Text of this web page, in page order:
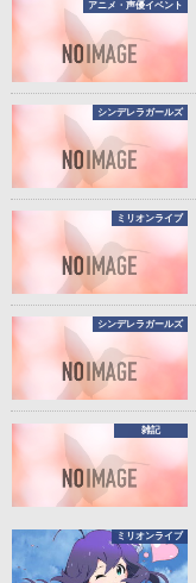
アニメ・声優イベント
シンデレラガールズ
ミリオンライブ
シンデレラガールズ
雑記
ミリオンライブ